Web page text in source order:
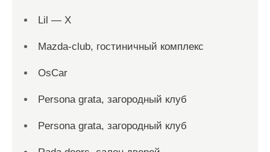
Lil — X
Mazda-club, гостиничный комплекс
OsCar
Persona grata, загородный клуб
Persona grata, загородный клуб